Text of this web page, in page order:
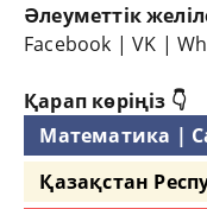
Әлеуметтік
Facebook |VK |
Қарап көріңіз 👇
Математика |
Қазақстан